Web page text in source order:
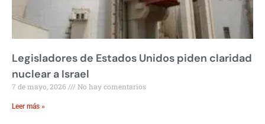
Legisladores de Estados Unidos piden claridad
nuclear a Israel
7 de mayo, 2026 No hay comentarios
Leer más »